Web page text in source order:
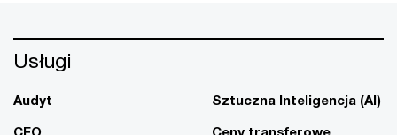
Usługi
Audyt
CFO
Sztuczna Inteligencja (AI)
Ceny transferowe